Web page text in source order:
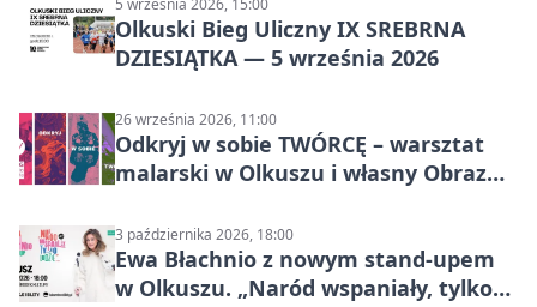
Olkuski Bieg Uliczny IX SREBRNA
DZIESIĄTKA — 5 września 2026
26 września 2026, 11:00
Odkryj w sobie TWÓRCĘ – warsztat
malarski w Olkuszu i własny Obraz
3 października 2026, 18:00
Ewa Błachnio z nowym stand-upem
w Olkuszu. „Naród wspaniały, tylko